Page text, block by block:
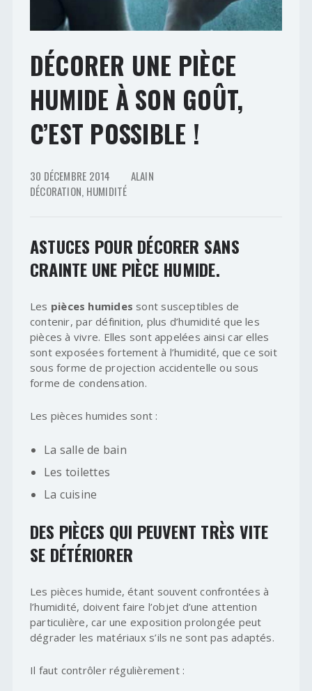
DÉCORER UNE PIÈCE
HUMIDE À SON GOÛT,
C’EST POSSIBLE !
30 DÉCEMBRE 2014
ALAIN
DÉCORATION, HUMIDITÉ
ASTUCES POUR DÉCORER SANS
CRAINTE UNE PIÈCE HUMIDE.
Les pièces humides sont susceptibles de
contenir, par définition, plus d’humidité que les
pièces à vivre. Elles sont appelées ainsi car elles
sont exposées fortement à l’humidité, que ce soit
sous forme de projection accidentelle ou sous
forme de condensation.
Les pièces humides sont :
La salle de bain
Les toilettes
La cuisine
DES PIÈCES QUI PEUVENT TRÈS VITE
SE DÉTÉRIORER
Les pièces humide, étant souvent confrontées à
l’humidité, doivent faire l’objet d’une attention
particulière, car une exposition prolongée peut
dégrader les matériaux s’ils ne sont pas adaptés.
Il faut contrôler régulièrement :